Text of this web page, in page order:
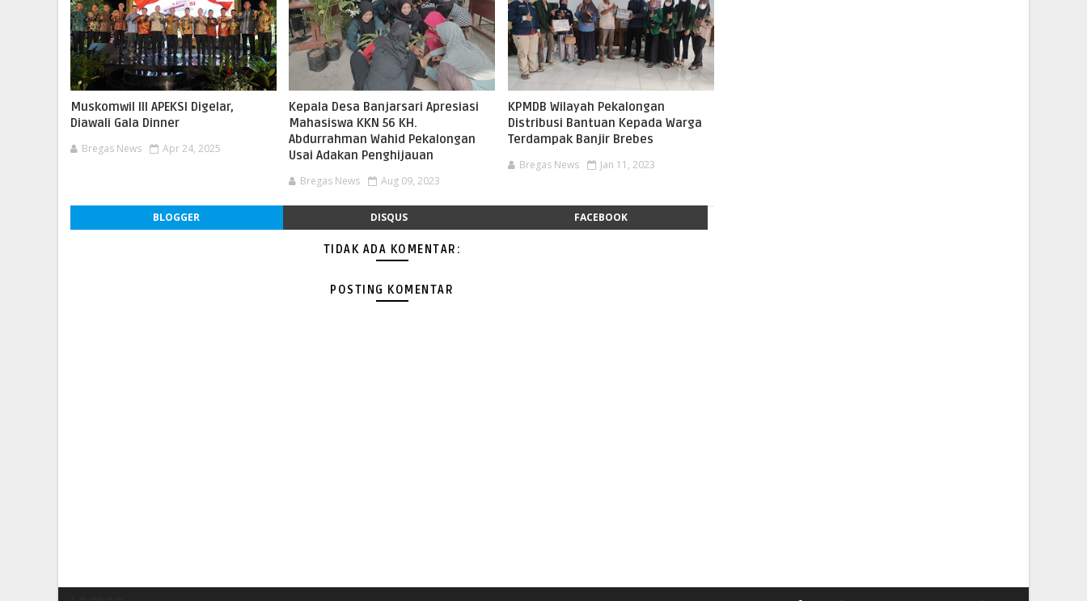
Muskomwil III APEKSI Digelar,
Diawali Gala Dinner
Bregas News Apr 24, 2025
Kepala Desa Banjarsari Apresiasi
Mahasiswa KKN 56 KH.
Abdurrahman Wahid Pekalongan
Usai Adakan Penghijauan
Bregas News Aug 09, 2023
KPMDB Wilayah Pekalongan
Distribusi Bantuan Kepada Warga
Terdampak Banjir Brebes
Bregas News Jan 11, 2023
BLOGGER DISQUS FACEBOOK
TIDAK ADA KOMENTAR:
POSTING KOMENTAR